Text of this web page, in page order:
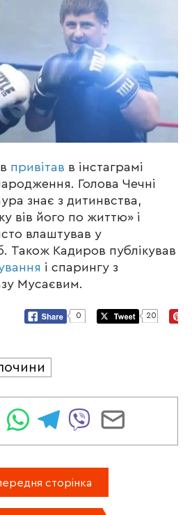
привітав в інстаграмі
Голова Чечні
знає з дитинвства,
вів його по життю» і
влаштував у
Також Кадиров публікував
і спарингу з
Мусаєвим.
0 20
сторінка